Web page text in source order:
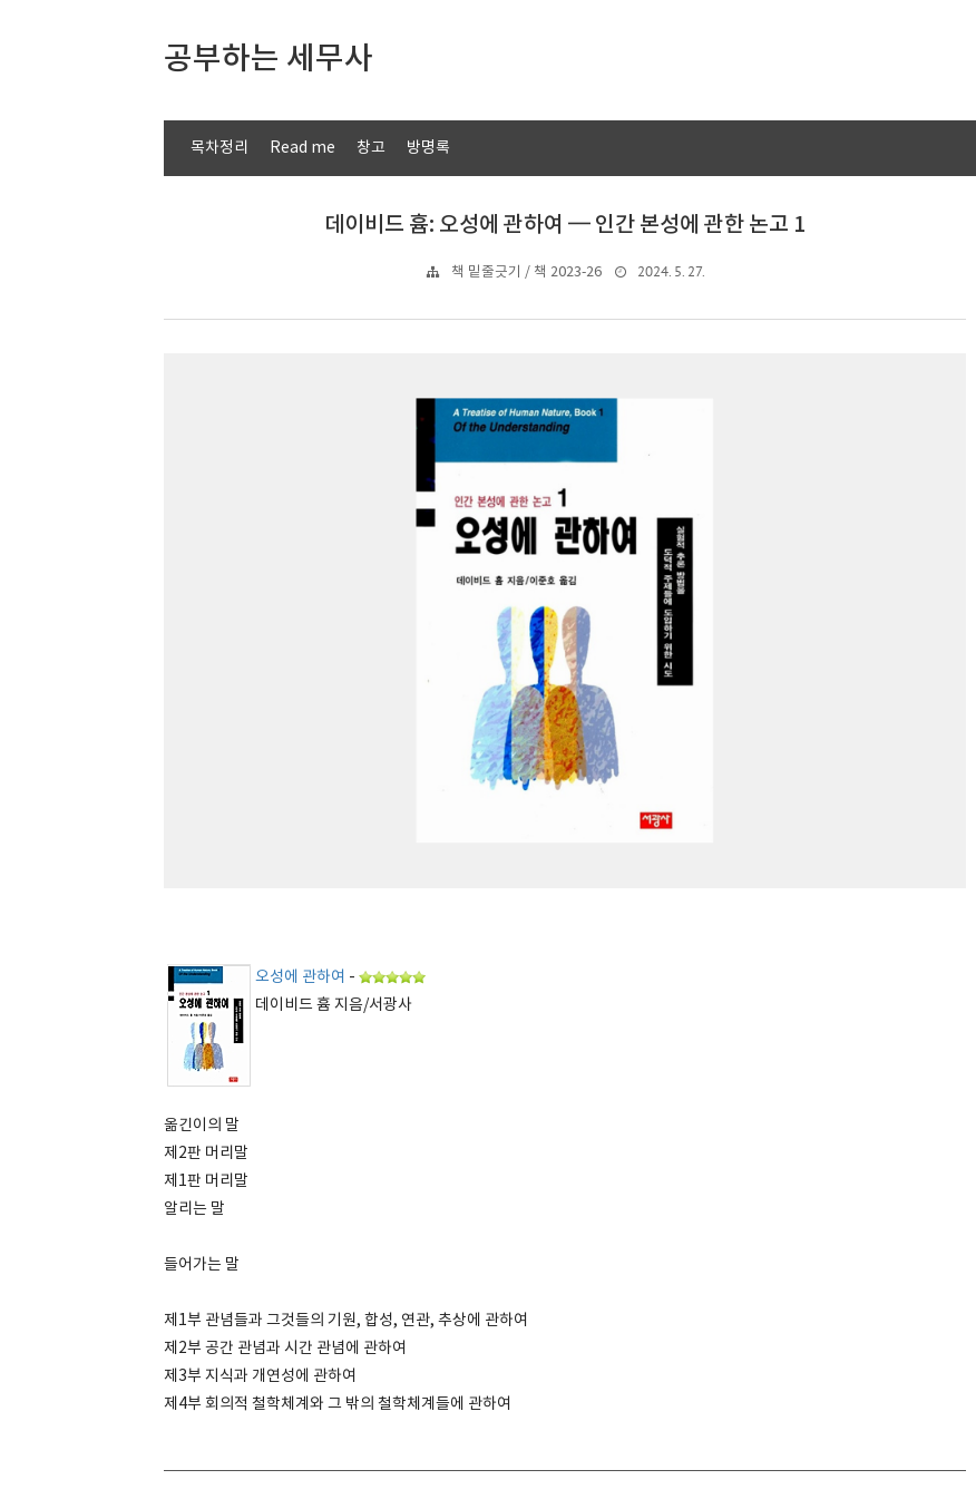
공부하는 세무사
목차정리 Read me 창고 방명록
데이비드 흄: 오성에 관하여 ━ 인간 본성에 관한 논고 1
책 밑줄긋기 / 책 2023-26 2024. 5. 27.
오성에 관하여 -
데이비드 흄 지음/서광사
옮긴이의 말
제2판 머리말
제1판 머리말
알리는 말
들어가는 말
제1부 관념들과 그것들의 기원, 합성, 연관, 추상에 관하여
제2부 공간 관념과 시간 관념에 관하여
제3부 지식과 개연성에 관하여
제4부 회의적 철학체계와 그 밖의 철학체계들에 관하여